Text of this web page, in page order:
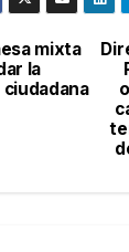
mixta
la